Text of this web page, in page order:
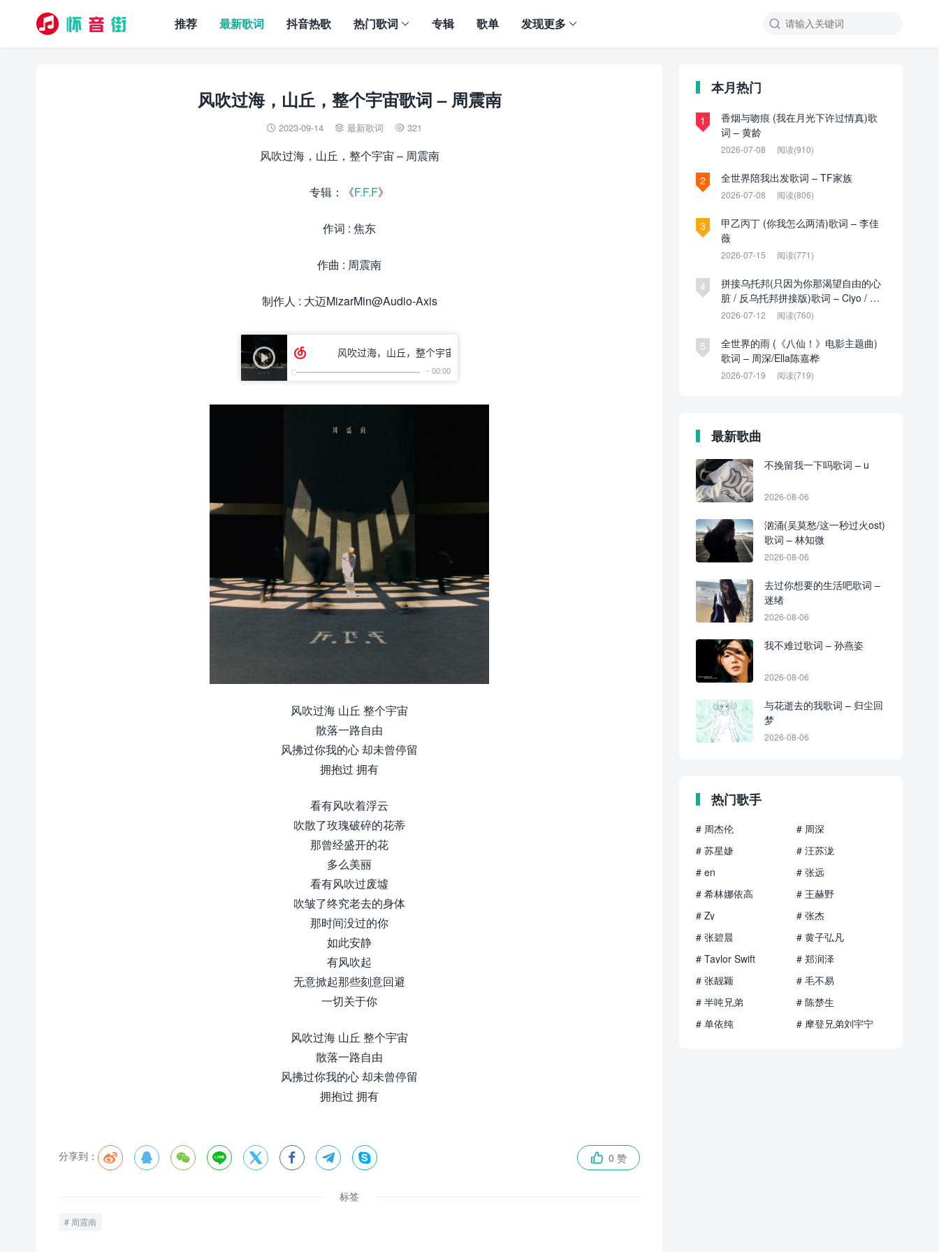

推荐 最新歌词 抖音热歌 热门歌词 专辑 歌单 发现更多
风吹过海，山丘，整个宇宙歌词 – 周震南
 2023-09-14  最新歌词  321
风吹过海，山丘，整个宇宙 – 周震南
专辑：《F.F.F》
作词 : 焦东
作曲 : 周震南
制作人 : 大迈MizarMin@Audio-Axis
风吹过海 山丘 整个宇宙
散落一路自由
风拂过你我的心 却未曾停留
拥抱过 拥有
看有风吹着浮云
吹散了玫瑰破碎的花蒂
那曾经盛开的花
多么美丽
看有风吹过废墟
吹皱了终究老去的身体
那时间没过的你
如此安静
有风吹起
无意掀起那些刻意回避
一切关于你
风吹过海 山丘 整个宇宙
散落一路自由
风拂过你我的心 却未曾停留
拥抱过 拥有
分享到：          0 赞
标签
周震南
本月热门
1
香烟与吻痕 (我在月光下许过情真)歌
词 – 黄龄
2026-07-08 阅读(910)
2 全世界陪我出发歌词 – TF家族
2026-07-08 阅读(806)
3
甲乙丙丁 (你我怎么两清)歌词 – 李佳
薇
2026-07-15 阅读(771)
4
拼接乌托邦(只因为你那渴望自由的心
脏 / 反乌托邦拼接版)歌词 – Ciyo / 见
过夏天P / 乌托邦P
2026-07-12 阅读(760)
5
全世界的雨 (《八仙！》电影主题曲)
歌词 – 周深/Ella陈嘉桦
2026-07-19 阅读(719)
最新歌曲
不挽留我一下吗歌词 – u
2026-08-06
汹涌(吴莫愁/这一秒过火ost)
歌词 – 林知微
2026-08-06
去过你想要的生活吧歌词 –
迷绪
2026-08-06
我不难过歌词 – 孙燕姿
2026-08-06
与花逝去的我歌词 – 归尘回
梦
2026-08-06
热门歌手
# 周杰伦
# 周深
# 苏星婕
# 汪苏泷
# en
# 张远
# 希林娜依高
# 王赫野
# Zy
# 张杰
# 张碧晨
# 黄子弘凡
# Taylor Swift
# 郑润泽
# 张靓颖
# 毛不易
# 半吨兄弟
# 陈楚生
# 单依纯
# 摩登兄弟刘宇宁